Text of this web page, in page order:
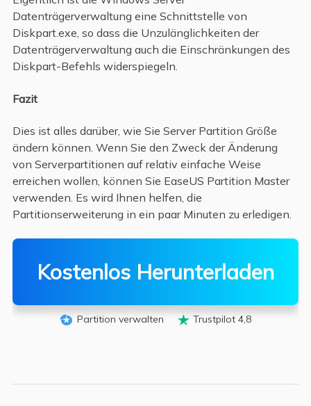
Datenträgerverwaltung eine Schnittstelle von
Diskpart.exe, so dass die Unzulänglichkeiten der
Datenträgerverwaltung auch die Einschränkungen des
Diskpart-Befehls widerspiegeln.
Fazit
Dies ist alles darüber, wie Sie Server Partition Größe
ändern können. Wenn Sie den Zweck der Änderung
von Serverpartitionen auf relativ einfache Weise
erreichen wollen, können Sie EaseUS Partition Master
verwenden. Es wird Ihnen helfen, die
Partitionserweiterung in ein paar Minuten zu erledigen.
Kostenlos Herunterladen
 Partition verwalten  Trustpilot 4,8